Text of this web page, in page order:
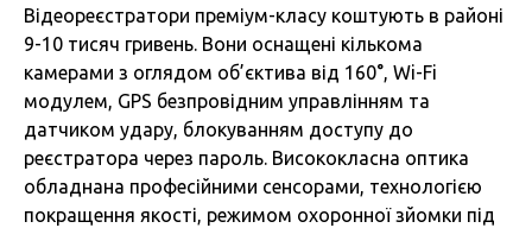
Відеореєстратори преміум-класу коштують в районі
9-10 тисяч гривень. Вони оснащені кількома
камерами з оглядом об’єктива від 160°, Wi-Fi
модулем, GPS безпровідним управлінням та
датчиком удару, блокуванням доступу до
реєстратора через пароль. Висококласна оптика
обладнана професійними сенсорами, технологією
покращення якості, режимом охоронної зйомки під